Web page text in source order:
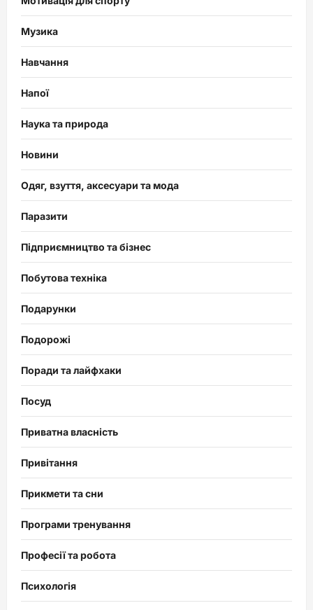
Музика
Навчання
Напої
Наука та природа
Новини
Одяг, взуття, аксесуари та мода
Паразити
Підприємництво та бізнес
Побутова техніка
Подарунки
Подорожі
Поради та лайфхаки
Посуд
Приватна власність
Привітання
Прикмети та сни
Програми тренування
Професії та робота
Психологія